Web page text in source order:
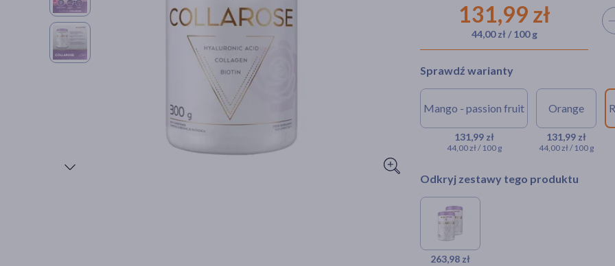
131,99 zł
44,00 zł / 100 g
Sprawdź warianty
Mango - passion fruit
131,99 zł
44,00 zł / 100 g
Orange
131,99 zł
44,00 zł / 100 g
Odkryj zestawy tego produktu
263,98 zł